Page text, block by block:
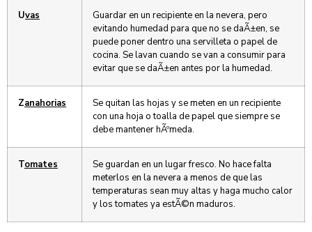
Uvas
Guardar en un recipiente en la nevera, pero
evitando humedad para que no se daÃ±en, se
puede poner dentro una servilleta o papel de
cocina. Se lavan cuando se van a consumir para
evitar que se daÃ±en antes por la humedad.
Zanahorias
Se quitan las hojas y se meten en un recipiente
con una hoja o toalla de papel que siempre se
debe mantener hÃºmeda.
Tomates
Se guardan en un lugar fresco. No hace falta
meterlos en la nevera a menos de que las
temperaturas sean muy altas y haga mucho calor
y los tomates ya estÃ©n maduros.